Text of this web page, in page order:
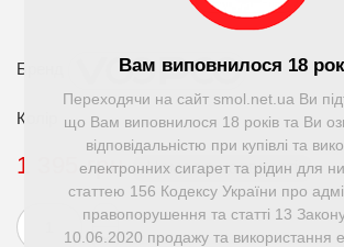
Бренд
Колір
1 395 грн Немає в наявності
Вам виповнилося 18
Переходячи на сайт smol.net.ua Ви
що Вам виповнилося 18 років та Ви
відповідальністю при купівлі та
електронних сигарет та рідин для
статтею 156 Кодексу України про
правопорушення та статті 13
10.06.2020 продажу та використання